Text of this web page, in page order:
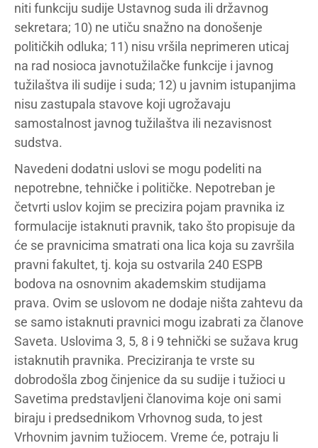
niti funkciju sudije Ustavnog suda ili državnog
sekretara; 10) ne utiču snažno na donošenje
političkih odluka; 11) nisu vršila neprimeren uticaj
na rad nosioca javnotužilačke funkcije i javnog
tužilaštva ili sudije i suda; 12) u javnim istupanjima
nisu zastupala stavove koji ugrožavaju
samostalnost javnog tužilaštva ili nezavisnost
sudstva.
Navedeni dodatni uslovi se mogu podeliti na
nepotrebne, tehničke i političke. Nepotreban je
četvrti uslov kojim se precizira pojam pravnika iz
formulacije istaknuti pravnik, tako što propisuje da
će se pravnicima smatrati ona lica koja su završila
pravni fakultet, tj. koja su ostvarila 240 ESPB
bodova na osnovnim akademskim studijama
prava. Ovim se uslovom ne dodaje ništa zahtevu da
se samo istaknuti pravnici mogu izabrati za članove
Saveta. Uslovima 3, 5, 8 i 9 tehnički se sužava krug
istaknutih pravnika. Preciziranja te vrste su
dobrodošla zbog činjenice da su sudije i tužioci u
Savetima predstavljeni članovima koje oni sami
biraju i predsednikom Vrhovnog suda, to jest
Vrhovnim javnim tužiocem. Vreme će, potraju li